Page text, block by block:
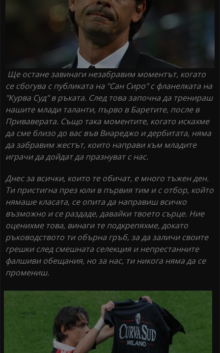
Ще остане завинаги незабравим моментът, когато
се сбогува с публиката на "Сан Сиро" с фланелката на
"Курва Суд" в ръката. След това започна да тренираш
нашите млади таланти, първо в Баретите, после в
Приваверата. Също така моментите, когато искахме
да сме близо до вас във Виареджо и дербитата, няма
да забравим жестът, които направи към младите
играчи да дойдат да празнуват с нас.
Днес за всички, които те обичат, е много тъжен ден.
Ти пристигна през юли в първия тим и с отбор, който
нямаше класата, се опита да направиш всичко
възможно и се раздаде, давайки твоето сърце. Ние
оценихме това, винаги те подкрепяхме, докато
ръководството ти обърна гръб, за да заличи своите
грешки след смешната селекция и непрестанните
фалшиви обещания, но за нас, ти никога няма да се
промениш.